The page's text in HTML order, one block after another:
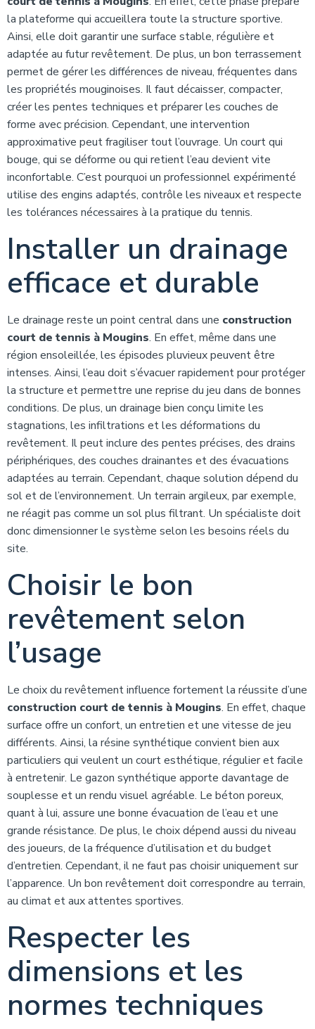
la plateforme qui accueillera toute la structure sportive.
Ainsi, elle doit garantir une surface stable, régulière et
adaptée au futur revêtement. De plus, un bon terrassement
permet de gérer les différences de niveau, fréquentes dans
les propriétés mouginoises. Il faut décaisser, compacter,
créer les pentes techniques et préparer les couches de
forme avec précision. Cependant, une intervention
approximative peut fragiliser tout l’ouvrage. Un court qui
bouge, qui se déforme ou qui retient l’eau devient vite
inconfortable. C’est pourquoi un professionnel expérimenté
utilise des engins adaptés, contrôle les niveaux et respecte
les tolérances nécessaires à la pratique du tennis.
Installer un drainage
efficace et durable
Le drainage reste un point central dans une construction
court de tennis à Mougins. En effet, même dans une
région ensoleillée, les épisodes pluvieux peuvent être
intenses. Ainsi, l’eau doit s’évacuer rapidement pour protéger
la structure et permettre une reprise du jeu dans de bonnes
conditions. De plus, un drainage bien conçu limite les
stagnations, les infiltrations et les déformations du
revêtement. Il peut inclure des pentes précises, des drains
périphériques, des couches drainantes et des évacuations
adaptées au terrain. Cependant, chaque solution dépend du
sol et de l’environnement. Un terrain argileux, par exemple,
ne réagit pas comme un sol plus filtrant. Un spécialiste doit
donc dimensionner le système selon les besoins réels du
site.
Choisir le bon
revêtement selon
l’usage
Le choix du revêtement influence fortement la réussite d’une
construction court de tennis à Mougins. En effet, chaque
surface offre un confort, un entretien et une vitesse de jeu
différents. Ainsi, la résine synthétique convient bien aux
particuliers qui veulent un court esthétique, régulier et facile
à entretenir. Le gazon synthétique apporte davantage de
souplesse et un rendu visuel agréable. Le béton poreux,
quant à lui, assure une bonne évacuation de l’eau et une
grande résistance. De plus, le choix dépend aussi du niveau
des joueurs, de la fréquence d’utilisation et du budget
d’entretien. Cependant, il ne faut pas choisir uniquement sur
l’apparence. Un bon revêtement doit correspondre au terrain,
au climat et aux attentes sportives.
Respecter les
dimensions et les
normes techniques